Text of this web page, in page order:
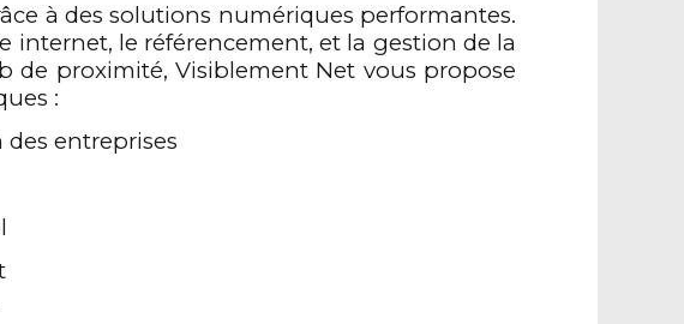
à des solutions numériques performantes.
internet, le référencement, et la gestion de la
de proximité, Visiblement Net vous propose
:
entreprises